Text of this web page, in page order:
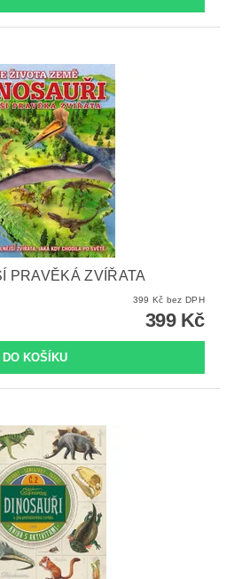
PRAVĚKÁ ZVÍŘATA
399 Kč bez DPH
399 Kč